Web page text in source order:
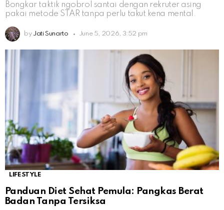
Bongkar taktik ngobrol santai dengan rekruter asing
pakai metode STAR tanpa perlu takut kena mental.
by Jati Sunarto June 5, 2026, 3:52 pm
LIFESTYLE
Panduan Diet Sehat Pemula: Pangkas Berat
Badan Tanpa Tersiksa